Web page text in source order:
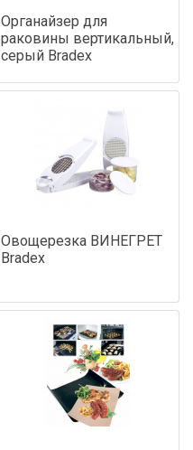
Органайзер для
раковины вертикальный,
серый Bradex
Овощерезка ВИНЕГРЕТ
Bradex